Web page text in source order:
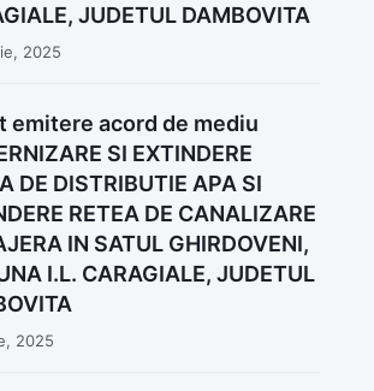
JUDETUL DAMBOVITA
2025
emitere acord de mediu
SI EXTINDERE
DE DISTRIBUTIE APA SI
RETEA DE CANALIZARE
IN SATUL GHIRDOVENI,
I.L. CARAGIALE, JUDETUL
2025